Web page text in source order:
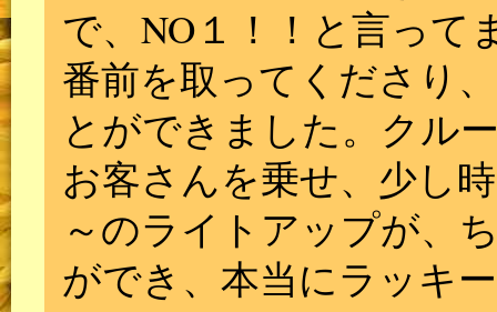
で、NO１！！と言って
番前を取ってくださり
とができました。クル
お客さんを乗せ、少し
～のライトアップが、
ができ、本当にラッキ